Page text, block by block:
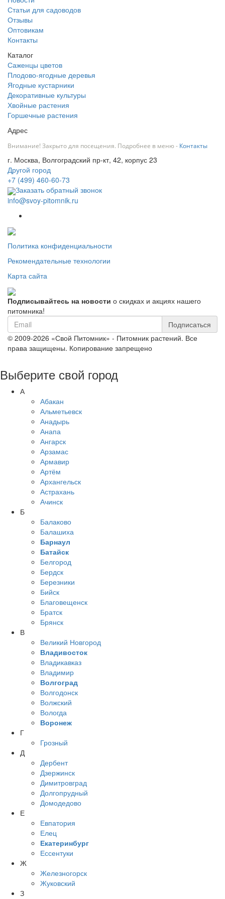
Статьи для садоводов
Отзывы
Оптовикам
Контакты
Каталог
Саженцы цветов
Плодово-ягодные деревья
Ягодные кустарники
Декоративные культуры
Хвойные растения
Горшечные растения
Адрес
Внимание! Закрыто для посещения. Подробнее в меню - Контакты
г. Москва, Волгоградский пр-кт, 42, корпус 23
Другой город
+7 (499) 460-60-73
Заказать обратный звонок
info@svoy-pitomnik.ru
Политика конфиденциальности
Рекомендательные технологии
Карта сайта
Подписывайтесь на новости о скидках и акциях нашего
питомника!
Подписаться
© 2009-2026 «Свой Питомник» - Питомник растений. Все
права защищены. Копирование запрещено
Выберите свой город
А
Абакан
Альметьевск
Анадырь
Анапа
Ангарск
Арзамас
Армавир
Артём
Архангельск
Астрахань
Ачинск
Б
Балаково
Балашиха
Барнаул
Батайск
Белгород
Бердск
Березники
Бийск
Благовещенск
Братск
Брянск
В
Великий Новгород
Владивосток
Владикавказ
Владимир
Волгоград
Волгодонск
Волжский
Вологда
Воронеж
Г
Грозный
Д
Дербент
Дзержинск
Димитровград
Долгопрудный
Домодедово
Е
Евпатория
Елец
Екатеринбург
Ессентуки
Ж
Железногорск
Жуковский
З